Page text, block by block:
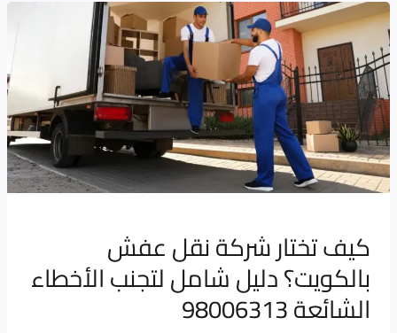
كيف تختار شركة نقل عفش
بالكويت؟ دليل شامل لتجنب الأخطاء
الشائعة 98006313
كيف
تختار
شركة
نقل
عفش
بالكويت؟
دليل
شامل
الأخطاء
الشائعة
98006313